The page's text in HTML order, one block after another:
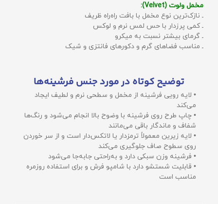
مخمل ولوت (Velvet):
ـ نازک‌ترین نوع مخمل با بافت راه‌راه ظریف
ـ کمی پرزدار با حس لمس نرم و لوکس
ـ گرمای بیشتر نسبت به میکرو
ـ مناسب فضاهای گرم و دکورهای فانتزی و شیک
توضیح کوتاه در مورد جنس فرشینه‌ها
• لایه رویی فرشینه از مخمل و سطحی نرم و لطیف ایجاد
می‌کند
• چاپ طرح روی فرشینه با وضوح بالا انجام می‌شود و رنگ‌ها
شفاف و ماندگار باقی می‌مانند
• لایه زیرین معمولاً ترمزدار یا لاتکس‌دار است و از سر خوردن
روی سطوح صاف جلوگیری می‌کند
• فرشینه وزن سبکی دارد و به‌راحتی جابه‌جا می‌شود
• قابلیت شستشو دارد با شامپو فرش و برای استفاده روزمره
مناسب است